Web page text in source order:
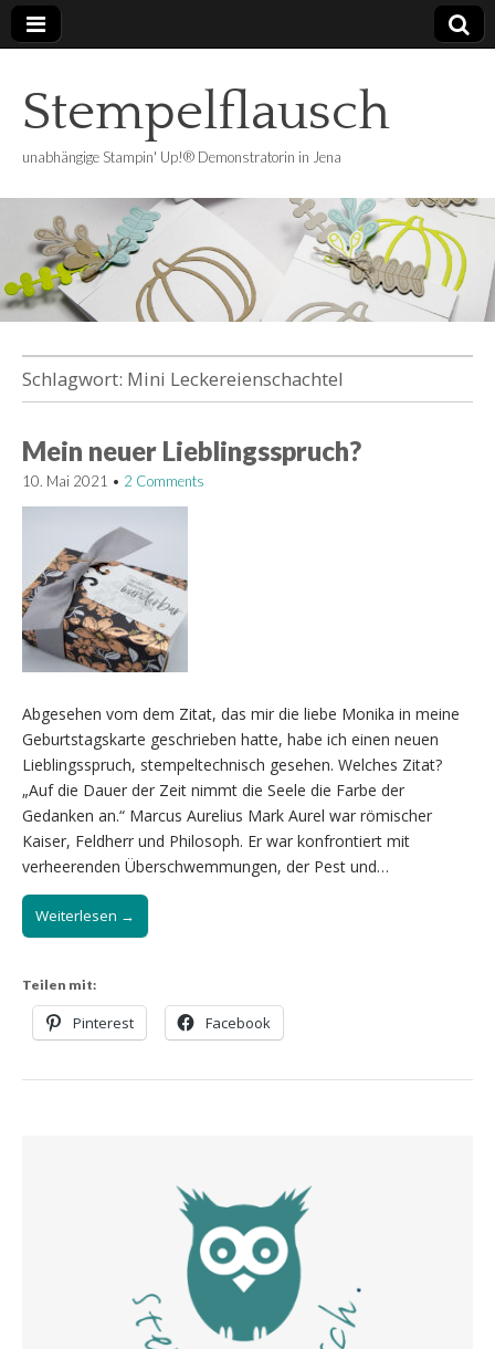
Stempelflausch
unabhängige Stampin' Up!® Demonstratorin in Jena
Schlagwort: Mini Leckereienschachtel
Mein neuer Lieblingsspruch?
10. Mai 2021 • 2 Comments
Abgesehen vom dem Zitat, das mir die liebe Monika in meine
Geburtstagskarte geschrieben hatte, habe ich einen neuen
Lieblingsspruch, stempeltechnisch gesehen. Welches Zitat?
„Auf die Dauer der Zeit nimmt die Seele die Farbe der
Gedanken an.“ Marcus Aurelius Mark Aurel war römischer
Kaiser, Feldherr und Philosoph. Er war konfrontiert mit
verheerenden Überschwemmungen, der Pest und…
Weiterlesen →
Teilen mit:
Pinterest Facebook